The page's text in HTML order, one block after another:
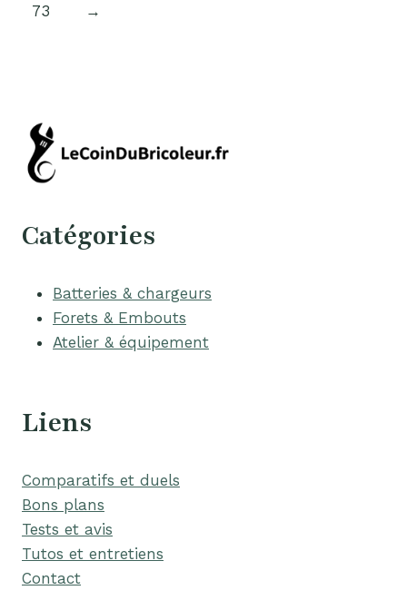
73 →
Catégories
Batteries & chargeurs
Forets & Embouts
Atelier & équipement
Liens
Comparatifs et duels
Bons plans
Tests et avis
Tutos et entretiens
Contact